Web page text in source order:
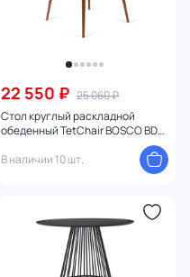
22 550 ₽ 25 060 ₽
Стол круглый раскладной
обеденный TetChair BOSCO BD-
В наличии 10 шт.